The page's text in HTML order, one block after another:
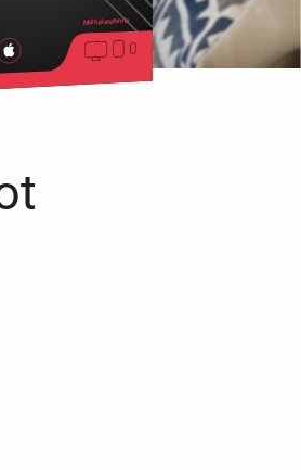
Multiplateforme